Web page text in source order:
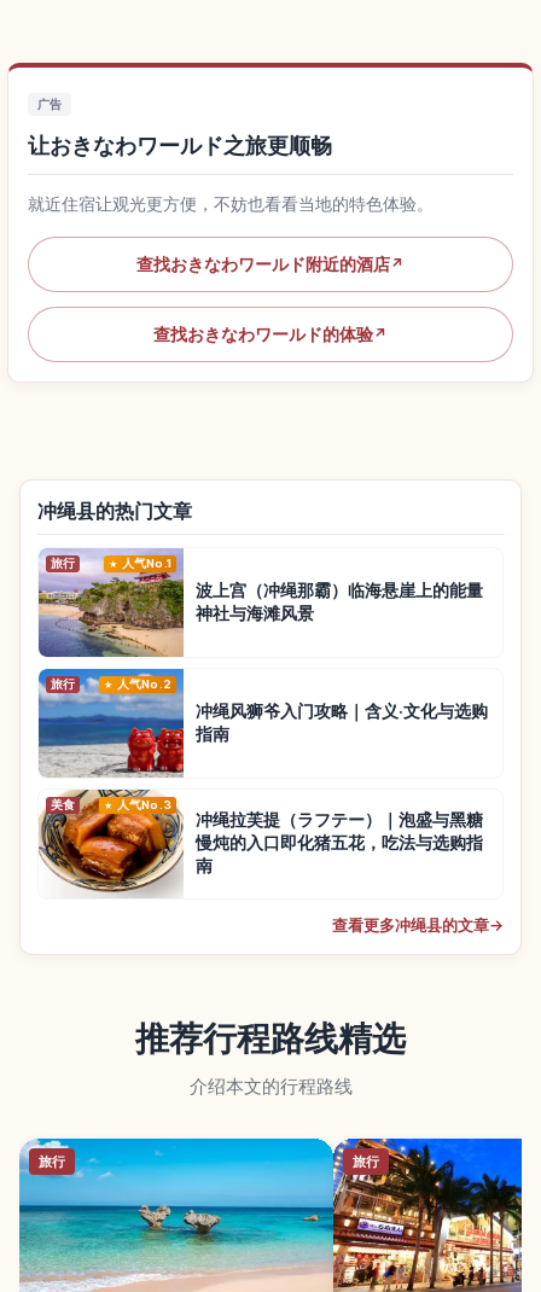
广告
让おきなわワールド之旅更顺畅
就近住宿让观光更方便，不妨也看看当地的特色体验。
查找おきなわワールド附近的酒店↗
查找おきなわワールド的体验↗
冲绳县的热门文章
旅行 人气No.1
波上宫（冲绳那霸）临海悬崖上的能量
神社与海滩风景
旅行 人气No.2
冲绳风狮爷入门攻略｜含义·文化与选购
指南
美食 人气No.3
冲绳拉芙提（ラフテー）｜泡盛与黑糖
慢炖的入口即化猪五花，吃法与选购指
南
查看更多冲绳县的文章→
推荐行程路线精选
介绍本文的行程路线
旅行 旅行